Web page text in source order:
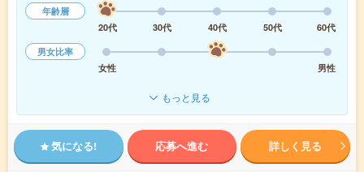
年齢層
20代
30代 40代 50代
60代
男女比率
女性
男性
もっと見る
気になる! 応募へ進む 詳しく見る